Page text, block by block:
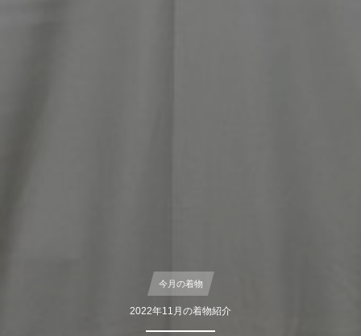
今月の着物
2022年11月の着物紹介